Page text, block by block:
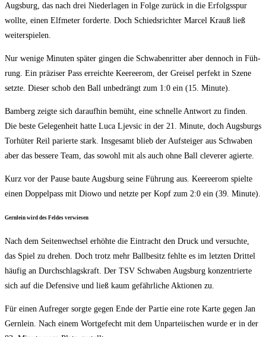
Augs­burg, das nach drei Nie­der­la­gen in Fol­ge zurück in die Erfolgs­spur
woll­te, einen Elf­me­ter for­der­te. Doch Schieds­rich­ter Mar­cel Krauß ließ
weiterspielen.
Nur weni­ge Minu­ten spä­ter gin­gen die Schwa­ben­rit­ter aber den­noch in Füh­
rung. Ein prä­zi­ser Pass erreich­te Kee­re­erom, der Grei­sel per­fekt in Sze­ne
setz­te. Die­ser schob den Ball unbe­drängt zum 1:0 ein (15. Minute).
Bam­berg zeig­te sich dar­auf­hin bemüht, eine schnel­le Ant­wort zu fin­den.
Die bes­te Gele­gen­heit hat­te Luca Ljev­sic in der 21. Minu­te, doch Augs­burgs
Tor­hü­ter Reil parier­te stark. Ins­ge­samt blieb der Auf­stei­ger aus Schwa­ben
aber das bes­se­re Team, das sowohl mit als auch ohne Ball cle­ve­rer agierte.
Kurz vor der Pau­se bau­te Augs­burg sei­ne Füh­rung aus. Kee­re­erom spiel­te
einen Dop­pel­pass mit Dio­wo und netz­te per Kopf zum 2:0 ein (39. Minute).
Gern­lein wird des Fel­des verwiesen
Nach dem Sei­ten­wech­sel erhöh­te die Ein­tracht den Druck und ver­such­te,
das Spiel zu dre­hen. Doch trotz mehr Ball­be­sitz fehl­te es im letz­ten Drit­tel
häu­fig an Durch­schlags­kraft. Der TSV Schwa­ben Augs­burg kon­zen­trier­te
sich auf die Defen­si­ve und ließ kaum gefähr­li­che Aktio­nen zu.
Für einen Auf­re­ger sorg­te gegen Ende der Par­tie eine rote Kar­te gegen Jan
Gern­lein. Nach einem Wort­ge­fecht mit dem Unpar­tei­ischen wur­de er in der